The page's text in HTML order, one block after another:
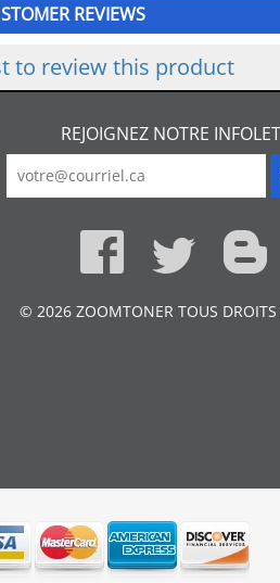
REVIEWS
to review this product
REJOIGNEZ NOTRE
© 2026 ZOOMTONER TOUS DROITS